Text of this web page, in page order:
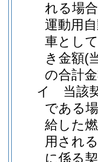
れる場
運動用
車とし
き金額(
の合計
イ
当該
である
給した
用され
に係る